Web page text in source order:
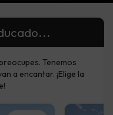
Tenemos
a encantar. ¡Elige la